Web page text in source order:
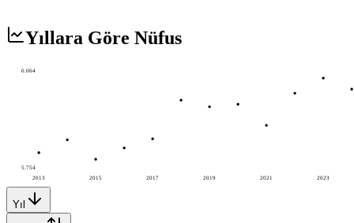
Yıllara Göre Nüfus
2013 2015 2017 2019 2021 2023
6.064
5.754
Yıl